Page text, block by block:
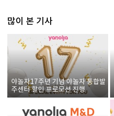
많이 본 기사
야놀자17주년 기념 야놀자 통합발
주센터 할인 프로모션 진행